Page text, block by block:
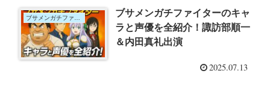
ブサメンガチファイターのキャ
ラと声優を全紹介！諏訪部順一
＆内田真礼出演
2025.07.13